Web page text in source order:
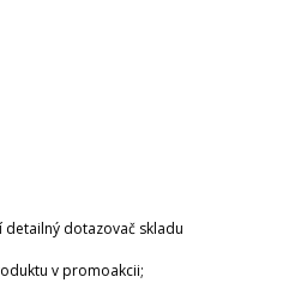
dotazovač skladu
v promoakcii;